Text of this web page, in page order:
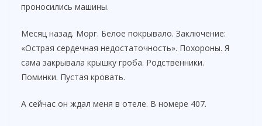
проносились машины.
Месяц назад. Морг. Белое покрывало. Заключение:
«Острая сердечная недостаточность». Похороны. Я
сама закрывала крышку гроба. Родственники.
Поминки. Пустая кровать.
А сейчас он ждал меня в отеле. В номере 407.